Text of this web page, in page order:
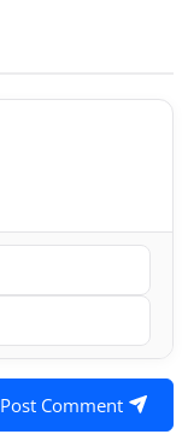
Post Comment